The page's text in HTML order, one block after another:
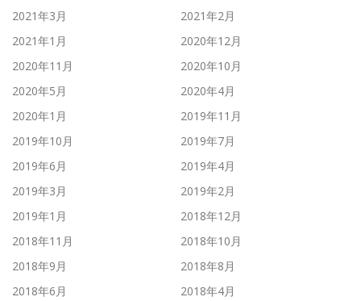
2021年3月
2021年2月
2021年1月
2020年12月
2020年11月
2020年10月
2020年5月
2020年4月
2020年1月
2019年11月
2019年10月
2019年7月
2019年6月
2019年4月
2019年3月
2019年2月
2019年1月
2018年12月
2018年11月
2018年10月
2018年9月
2018年8月
2018年6月
2018年4月